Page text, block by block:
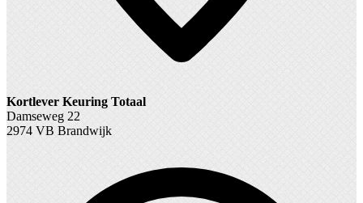
Kortlever Keuring Totaal
Damseweg 22
2974 VB Brandwijk